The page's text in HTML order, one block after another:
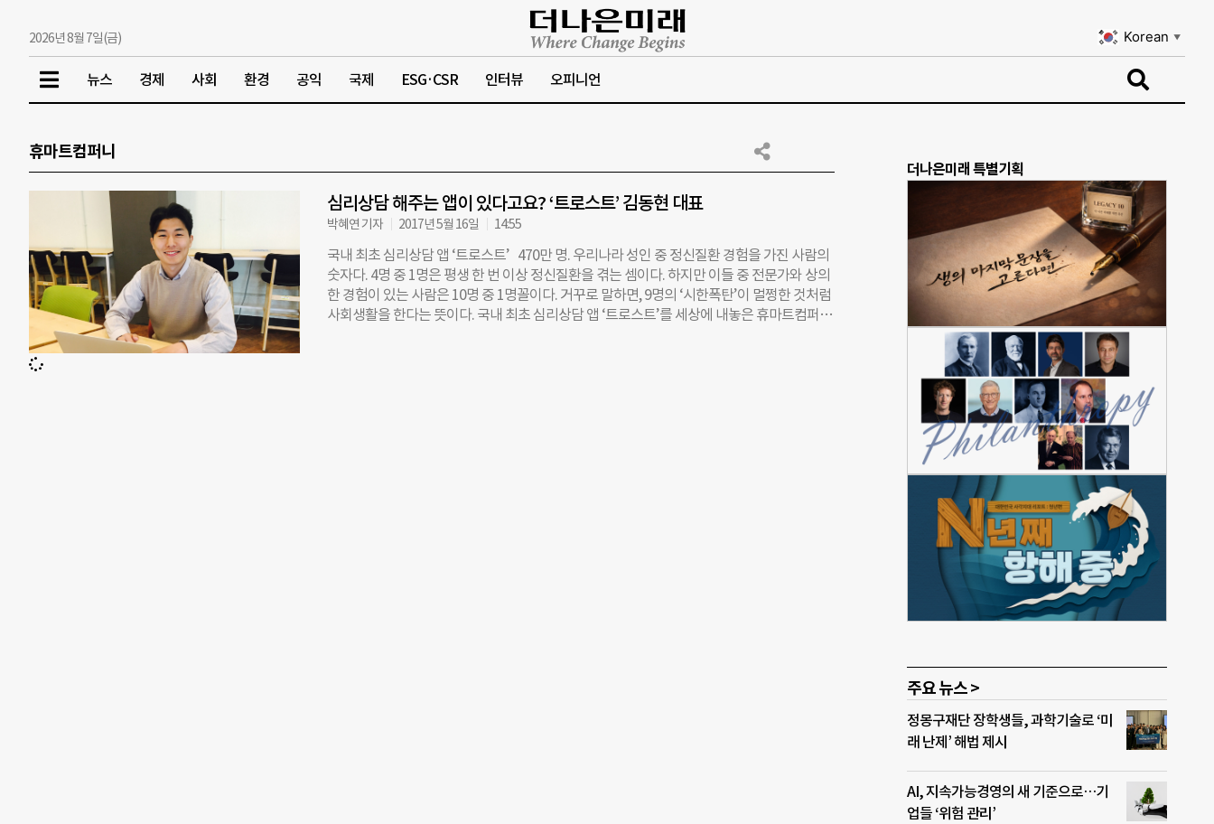
2026년 8월 7일(금) Korean ▼
뉴스 경제 사회 환경 공익 국제 ESG·CSR 인터뷰 오피니언
휴마트컴퍼니
심리상담 해주는 앱이 있다고요? ‘트로스트’ 김동현 대표
박혜연 기자 2017년 5월 16일 14:55
국내 최초 심리상담 앱 ‘트로스트’ 470만 명. 우리나라 성인 중 정신질환 경험을 가진 사람의
숫자다. 4명 중 1명은 평생 한 번 이상 정신질환을 겪는 셈이다. 하지만 이들 중 전문가와 상의
한 경험이 있는 사람은 10명 중 1명꼴이다. 거꾸로 말하면, 9명의 ‘시한폭탄’이 멀쩡한 것처럼
사회생활을 한다는 뜻이다. 국내 최초 심리상담 앱 ‘트로스트’를 세상에 내놓은 휴마트컴퍼니
더나은미래 특별기획
주요 뉴스 >
정몽구재단 장학생들, 과학기술로 ‘미
래 난제’ 해법 제시
AI, 지속가능경영의 새 기준으로…기
업들 ‘위험 관리’